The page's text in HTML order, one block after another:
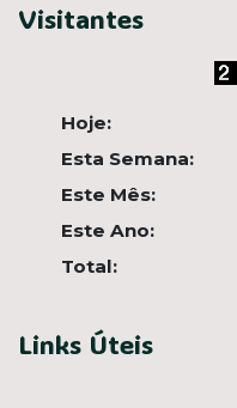
Visitantes
Hoje:
Esta Semana:
Este Mês:
Este Ano:
Total:
Links Úteis